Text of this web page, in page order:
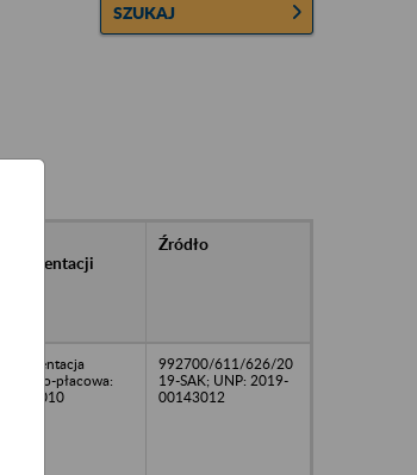
SZUKAJ
dokumentacji
Źródło
Dokumentacja
osobowo-płacowa:
2001-2010
992700/611/626/20
19-SAK; UNP: 2019-
00143012